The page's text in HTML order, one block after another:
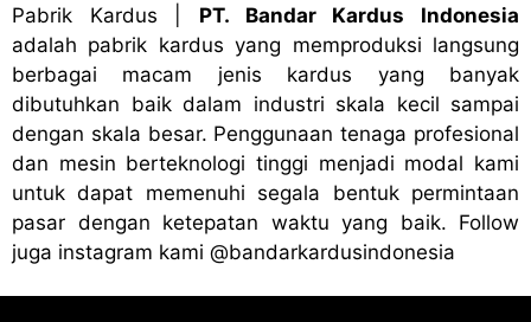
Pabrik Kardus
PT. Bandar Kardus Indonesia
adalah pabrik kardus yang memproduksi langsung
berbagai macam jenis kardus yang banyak
dibutuhkan baik dalam industri skala kecil sampai
dengan skala besar. Penggunaan tenaga profesional
dan mesin berteknologi tinggi menjadi modal kami
untuk dapat memenuhi segala bentuk permintaan
pasar dengan ketepatan waktu yang baik. Follow
juga instagram kami @bandarkardusindonesia